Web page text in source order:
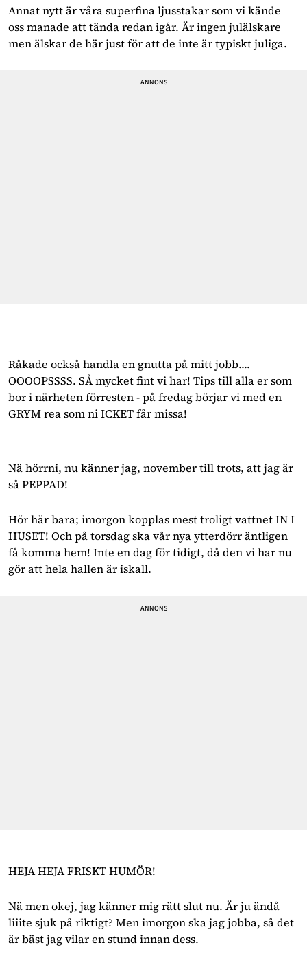
Annat nytt är våra superfina ljusstakar som vi kände
oss manade att tända redan igår. Är ingen julälskare
men älskar de här just för att de inte är typiskt juliga.
Råkade också handla en gnutta på mitt jobb....
OOOOPSSSS. SÅ mycket fint vi har! Tips till alla er som
bor i närheten förresten - på fredag börjar vi med en
GRYM rea som ni ICKET får missa!
Nä hörrni, nu känner jag, november till trots, att jag är
så PEPPAD!
Hör här bara; imorgon kopplas mest troligt vattnet IN I
HUSET! Och på torsdag ska vår nya ytterdörr äntligen
få komma hem! Inte en dag för tidigt, då den vi har nu
gör att hela hallen är iskall.
HEJA HEJA FRISKT HUMÖR!
Nä men okej, jag känner mig rätt slut nu. Är ju ändå
liiite sjuk på riktigt? Men imorgon ska jag jobba, så det
är bäst jag vilar en stund innan dess.